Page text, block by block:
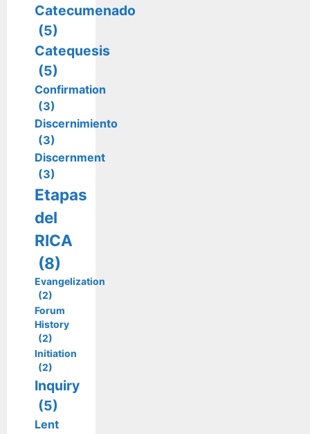
Catecumenado
(5)
Catequesis
(5)
Confirmation
(3)
Discernimiento
(3)
Discernment
(3)
Etapas
del
RICA
(8)
Evangelization
(2)
Forum
History
(2)
Initiation
(2)
Inquiry
(5)
Lent